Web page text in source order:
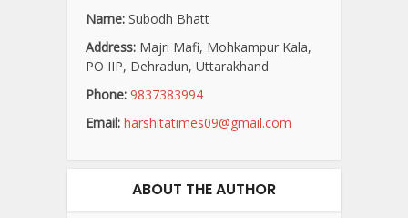
Name: Subodh Bhatt
Address: Majri Mafi, Mohkampur Kala,
PO IIP, Dehradun, Uttarakhand
Phone: 9837383994
Email: harshitatimes09@gmail.com
ABOUT THE AUTHOR